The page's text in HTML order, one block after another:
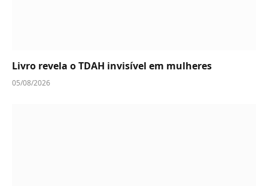
Livro revela o TDAH invisível em mulheres
05/08/2026